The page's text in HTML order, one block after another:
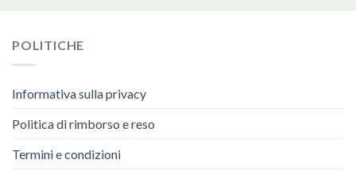
POLITICHE
Informativa sulla privacy
Politica di rimborso e reso
Termini e condizioni